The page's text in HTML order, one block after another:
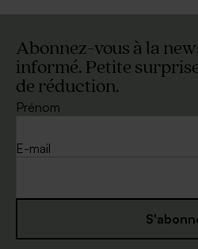
Abonnez-vous à la
informé. Petite
de réduction.
Prénom
E-mail